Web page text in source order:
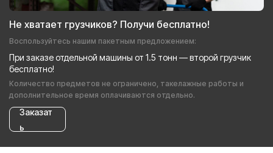
Не хватает грузчиков? Получи бесплатно!
Воспользуйтесь нашим пакетным предложением:
При заказе отдельной машины от 1.5 тонн — второй грузчик
бесплатно!
Количество предметов не ограничено, такелажные работы и
дополнительное время оплачиваются отдельно.
Заказат
ь